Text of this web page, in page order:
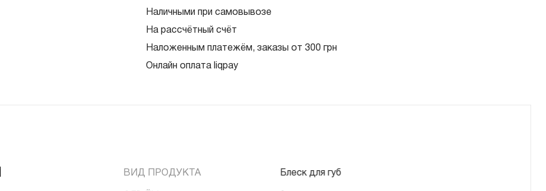
Наличными при самовывозе
На рассчётный счёт
Наложенным платежём, заказы от 300 грн
Онлайн оплата liqpay
ВИД ПРОДУКТА Блеск для губ